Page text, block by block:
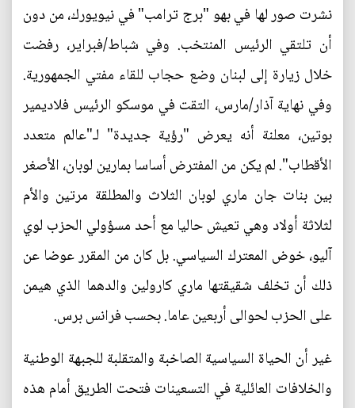
نشرت صور لها في بهو "برج ترامب" في نيويورك، من دون
أن تلتقي الرئيس المنتخب. وفي شباط/فبراير، رفضت
خلال زيارة إلى لبنان وضع حجاب للقاء مفتي الجمهورية.
وفي نهاية آذار/مارس، التقت في موسكو الرئيس فلاديمير
بوتين، معلنة أنه يعرض "رؤية جديدة" لـ"عالم متعدد
الأقطاب". لم يكن من المفترض أساسا بمارين لوبان، الأصغر
بين بنات جان ماري لوبان الثلاث والمطلقة مرتين والأم
لثلاثة أولاد وهي تعيش حاليا مع أحد مسؤولي الحزب لوي
آليو، خوض المعترك السياسي. بل كان من المقرر عوضا عن
ذلك أن تخلف شقيقتها ماري كارولين والدهما الذي هيمن
على الحزب لحوالى أربعين عاما. بحسب فرانس برس.
غير أن الحياة السياسية الصاخبة والمتقلبة للجبهة الوطنية
والخلافات العائلية في التسعينات فتحت الطريق أمام هذه